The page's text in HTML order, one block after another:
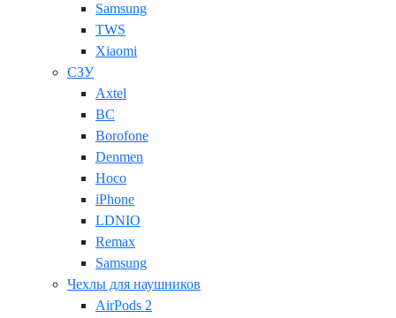
Samsung
TWS
Xiaomi
СЗУ
Axtel
BC
Borofone
Denmen
Hoco
iPhone
LDNIO
Remax
Samsung
Чехлы для наушников
AirPods 2